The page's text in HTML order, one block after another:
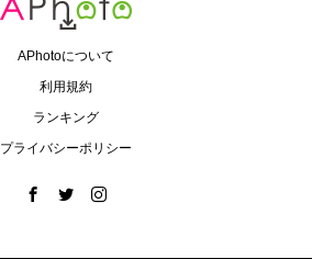
APhotoについて
利用規約
ランキング
プライバシーポリシー